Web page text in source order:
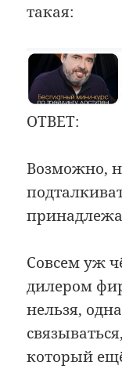
такая:
ОТВЕТ:
Возможно,
Совсем уж
дилером
нельзя,
который